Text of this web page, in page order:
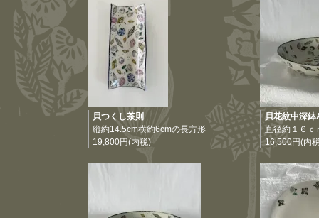
貝つくし茶則
縦約14.5cm横約6cmの長方形
19,800円(内税)
貝花紋中深鉢
直径約１６ｃ
16,500円(内